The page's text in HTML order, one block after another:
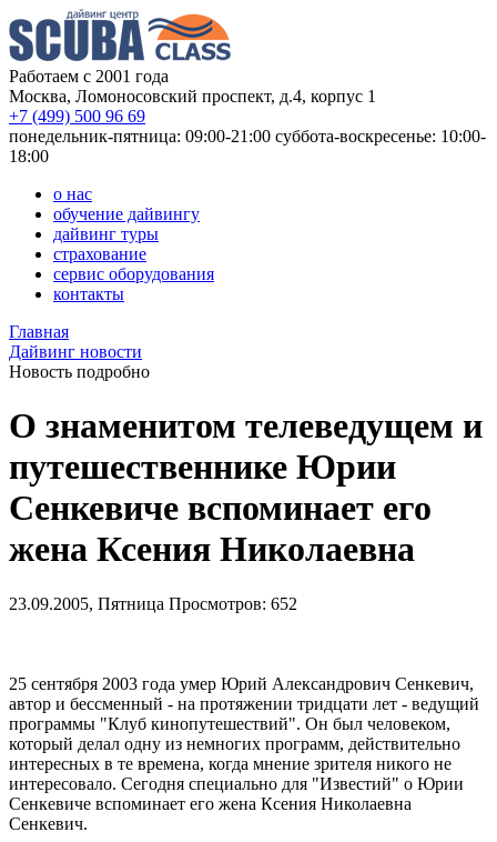
Работаем с 2001 года
Москва, Ломоносовский проспект, д.4, корпус 1
+7 (499) 500 96 69
понедельник-пятница: 09:00-21:00 суббота-воскресенье: 10:00-
18:00
о нас
обучение дайвингу
дайвинг туры
страхование
сервис оборудования
контакты
Главная
Дайвинг новости
Новость подробно
О знаменитом телеведущем и
путешественнике Юрии
Сенкевиче вспоминает его
жена Ксения Николаевна
23.09.2005, Пятница Просмотров: 652
25 сентября 2003 года умер Юрий Александрович Сенкевич,
автор и бессменный - на протяжении тридцати лет - ведущий
программы "Клуб кинопутешествий". Он был человеком,
который делал одну из немногих программ, действительно
интересных в те времена, когда мнение зрителя никого не
интересовало. Сегодня специально для "Известий" о Юрии
Сенкевиче вспоминает его жена Ксения Николаевна
Сенкевич.